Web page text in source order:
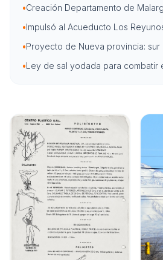
•Creación Departamento de
•Impulsó al Acueducto Los
•Proyecto de Nueva provincia: sur
•Ley de sal yodada para combatir